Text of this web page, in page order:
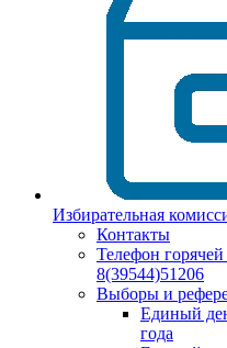
Избирательная
Контакты
Телефон
8(39544)51206
Выборы и
Единый
года